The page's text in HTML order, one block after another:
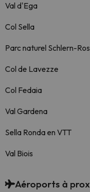
Val d'Ega
Col Sella
Parc naturel Schlern-
Col de Lavezze
Col Fedaia
Val Gardena
Sella Ronda en VTT
Val Biois
Aéroports à